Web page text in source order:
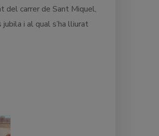
del carrer de Sant Miquel,
i al qual s’ha lliurat